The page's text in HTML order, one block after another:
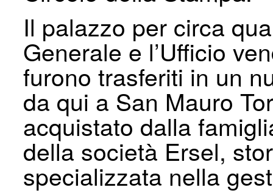
Il palazzo per circa
Generale e l’Ufficio
furono trasferiti in un
da qui a San Mauro
acquistato dalla
della società Ersel,
specializzata nella